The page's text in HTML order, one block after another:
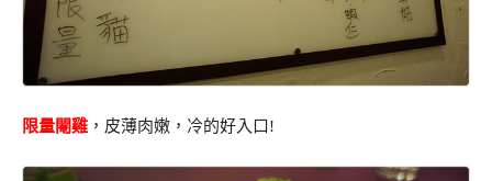
限量閹雞 ，皮薄肉嫩，冷的好入口!